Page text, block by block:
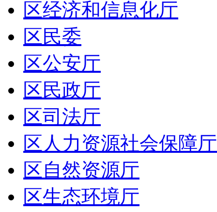
区经济和信息化厅
区民委
区公安厅
区民政厅
区司法厅
区人力资源社会保障厅
区自然资源厅
区生态环境厅